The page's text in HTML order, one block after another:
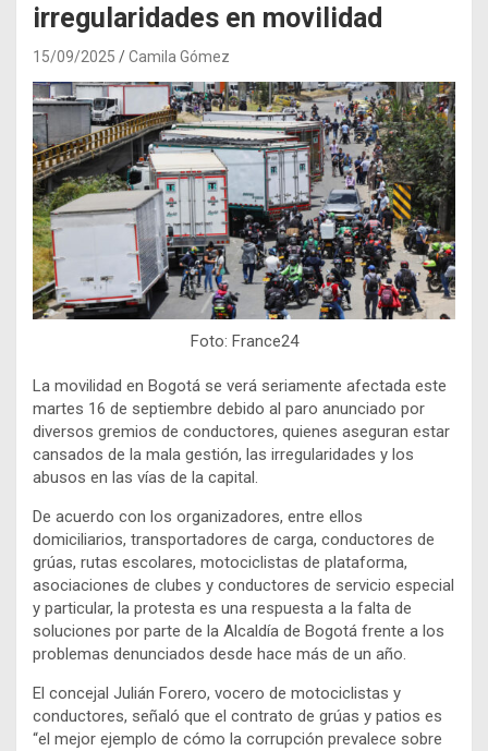
irregularidades en movilidad
15/09/2025 Camila Gómez
Foto: France24
La movilidad en Bogotá se verá seriamente afectada este
martes 16 de septiembre debido al paro anunciado por
diversos gremios de conductores, quienes aseguran estar
cansados de la mala gestión, las irregularidades y los
abusos en las vías de la capital.
De acuerdo con los organizadores, entre ellos
domiciliarios, transportadores de carga, conductores de
grúas, rutas escolares, motociclistas de plataforma,
asociaciones de clubes y conductores de servicio especial
y particular, la protesta es una respuesta a la falta de
soluciones por parte de la Alcaldía de Bogotá frente a los
problemas denunciados desde hace más de un año.
El concejal Julián Forero, vocero de motociclistas y
conductores, señaló que el contrato de grúas y patios es
“el mejor ejemplo de cómo la corrupción prevalece sobre